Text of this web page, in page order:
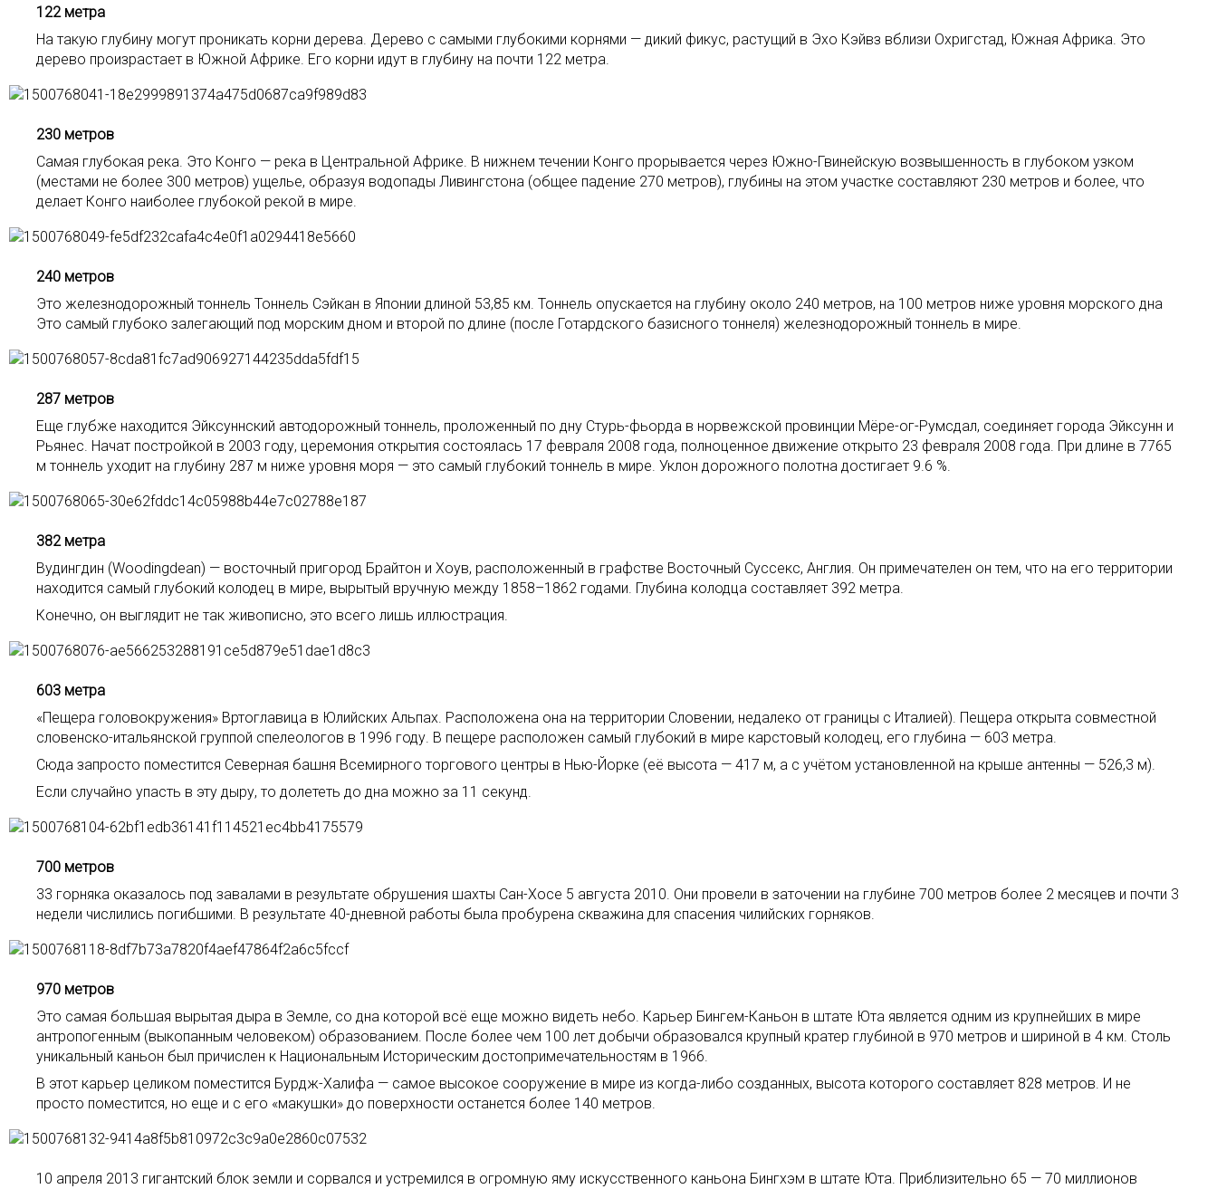
122 метра
На такую глубину могут проникать корни дерева. Дерево с самыми глубокими корнями — дикий фикус, растущий в Эхо Кэйвз вблизи Охригстад, Южная Африка. Это
дерево произрастает в Южной Африке. Его корни идут в глубину на почти 122 метра.
230 метров
Самая глубокая река. Это Конго — река в Центральной Африке. В нижнем течении Конго прорывается через Южно-Гвинейскую возвышенность в глубоком узком
(местами не более 300 метров) ущелье, образуя водопады Ливингстона (общее падение 270 метров), глубины на этом участке составляют 230 метров и более, что
делает Конго наиболее глубокой рекой в мире.
240 метров
Это железнодорожный тоннель Тоннель Сэйкан в Японии длиной 53,85 км. Тоннель опускается на глубину около 240 метров, на 100 метров ниже уровня морского дна
Это самый глубоко залегающий под морским дном и второй по длине (после Готардского базисного тоннеля) железнодорожный тоннель в мире.
287 метров
Еще глубже находится Эйксуннский автодорожный тоннель, проложенный по дну Стурь-фьорда в норвежской провинции Мёре-ог-Румсдал, соединяет города Эйксунн и
Рьянес. Начат постройкой в 2003 году, церемония открытия состоялась 17 февраля 2008 года, полноценное движение открыто 23 февраля 2008 года. При длине в 7765
м тоннель уходит на глубину 287 м ниже уровня моря — это самый глубокий тоннель в мире. Уклон дорожного полотна достигает 9.6 %.
382 метра
Вудингдин (Woodingdean) — восточный пригород Брайтон и Хоув, расположенный в графстве Восточный Суссекс, Англия. Он примечателен он тем, что на его территории
находится самый глубокий колодец в мире, вырытый вручную между 1858–1862 годами. Глубина колодца составляет 392 метра.
Конечно, он выглядит не так живописно, это всего лишь иллюстрация.
603 метра
«Пещера головокружения» Вртоглавица в Юлийских Альпах. Расположена она на территории Словении, недалеко от границы с Италией). Пещера открыта совместной
словенско-итальянской группой спелеологов в 1996 году. В пещере расположен самый глубокий в мире карстовый колодец, его глубина — 603 метра.
Сюда запросто поместится Северная башня Всемирного торгового центры в Нью-Йорке (её высота — 417 м, а с учётом установленной на крыше антенны — 526,3 м).
Если случайно упасть в эту дыру, то долететь до дна можно за 11 секунд.
700 метров
33 горняка оказалось под завалами в результате обрушения шахты Сан-Хосе 5 августа 2010. Они провели в заточении на глубине 700 метров более 2 месяцев и почти 3
недели числились погибшими. В результате 40-дневной работы была пробурена скважина для спасения чилийских горняков.
970 метров
Это самая большая вырытая дыра в Земле, со дна которой всё еще можно видеть небо. Карьер Бингем-Каньон в штате Юта является одним из крупнейших в мире
антропогенным (выкопанным человеком) образованием. После более чем 100 лет добычи образовался крупный кратер глубиной в 970 метров и шириной в 4 км. Столь
уникальный каньон был причислен к Национальным Историческим достопримечательностям в 1966.
В этот карьер целиком поместится Бурдж-Халифа — самое высокое сооружение в мире из когда-либо созданных, высота которого составляет 828 метров. И не
просто поместится, но еще и с его «макушки» до поверхности останется более 140 метров.
10 апреля 2013 гигантский блок земли и сорвался и устремился в огромную яму искусственного каньона Бингхэм в штате Юта. Приблизительно 65 — 70 миллионов